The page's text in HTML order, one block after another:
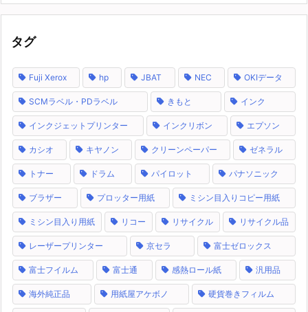
タグ
Fuji Xerox hp JBAT NEC OKIデータ
SCMラベル・PDラベル きもと インク
インクジェットプリンター インクリボン エプソン
カシオ キヤノン クリーンペーパー ゼネラル
トナー ドラム パイロット パナソニック
ブラザー プロッター用紙 ミシン目入りコピー用紙
ミシン目入り用紙 リコー リサイクル リサイクル品
レーザープリンター 京セラ 富士ゼロックス
富士フイルム 富士通 感熱ロール紙 汎用品
海外純正品 用紙屋アケボノ 硬貨巻きフィルム